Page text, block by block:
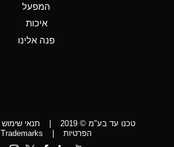
Aniline
D
המפעל
איכות
פנה אלינו
טכנו עד בע"מ © 2019 | תנאי שימוש
הפרטיות
|
Trademarks